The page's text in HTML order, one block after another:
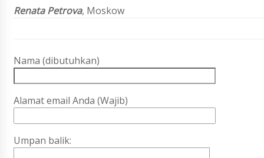
Renata Petrova, Moskow
Nama (dibutuhkan)
Alamat email Anda (Wajib)
Umpan balik: